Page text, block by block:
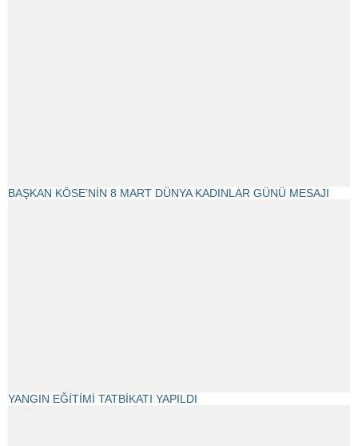
BAŞKAN KÖSE’NİN 8 MART DÜNYA KADINLAR GÜNÜ MESAJI
YANGIN EĞİTİMİ TATBİKATI YAPILDI